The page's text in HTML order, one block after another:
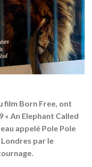
film Born Free, ont
« An Elephant Called
appelé Pole Pole
par le